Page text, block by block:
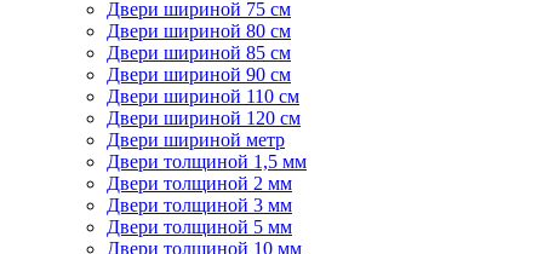
Двери шириной 75 см
Двери шириной 80 см
Двери шириной 85 см
Двери шириной 90 см
Двери шириной 110 см
Двери шириной 120 см
Двери шириной метр
Двери толщиной 1,5 мм
Двери толщиной 2 мм
Двери толщиной 3 мм
Двери толщиной 5 мм
Двери толщиной 10 мм